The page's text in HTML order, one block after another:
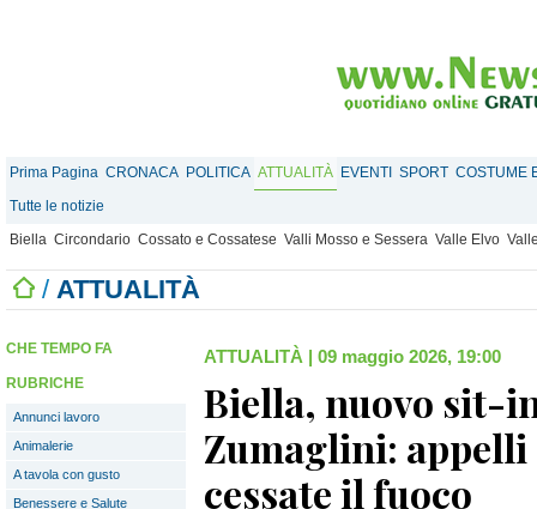
Prima Pagina CRONACA POLITICA ATTUALITÀ EVENTI SPORT COSTUME
Tutte le notizie
Biella Circondario Cossato e Cossatese Valli Mosso e Sessera Valle Elvo
/ ATTUALITÀ
CHE TEMPO FA
RUBRICHE
Annunci lavoro
Animalerie
A tavola con gusto
Benessere e Salute
ATTUALITÀ | 09 maggio 2026, 19:00
Biella, nuovo sit-
Zumaglini: appelli
cessate il fuoco